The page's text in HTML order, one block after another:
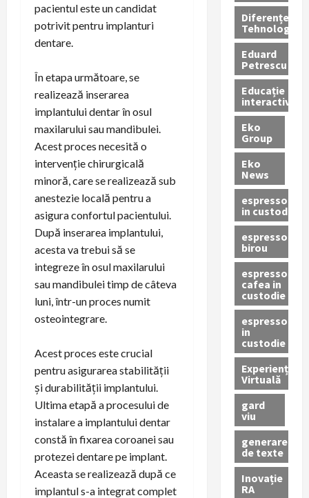
pacientul este un candidat
potrivit pentru implanturi
dentare.
În etapa următoare, se
realizează inserarea
implantului dentar în osul
maxilarului sau mandibulei.
Acest proces necesită o
intervenție chirurgicală
minoră, care se realizează sub
anestezie locală pentru a
asigura confortul pacientului.
După inserarea implantului,
acesta va trebui să se
integreze în osul maxilarului
sau mandibulei timp de câteva
luni, într-un proces numit
osteointegrare.
Acest proces este crucial
pentru asigurarea stabilității
și durabilității implantului.
Ultima etapă a procesului de
instalare a implantului dentar
constă în fixarea coroanei sau
protezei dentare pe implant.
Aceasta se realizează după ce
implantul s-a integrat complet
Diferențe
Tehnologice
Eduard
Petrescu
Educație
interactivă
Eko
Group
Eko
News
espressoare
in custodie
espressor
birou
espressor
cafea in
custodie
espressor
in
custodie
Experiență
Virtuală
gard
viu
generare
de texte
Inovație
RA